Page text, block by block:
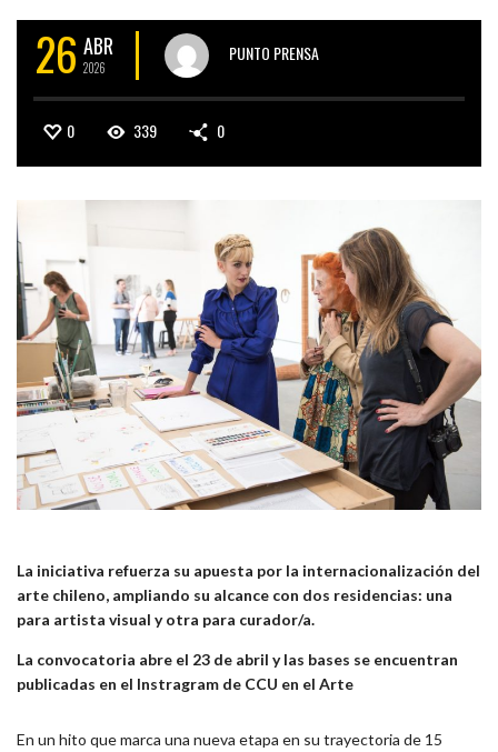
26 ABR
2026
PUNTO PRENSA
0 339 0
La iniciativa refuerza su apuesta por la internacionalización del
arte chileno, ampliando su alcance con dos residencias: una
para artista visual y otra para curador/a.
La convocatoria abre el 23 de abril y las bases se encuentran
publicadas en el Instragram de CCU en el Arte
En un hito que marca una nueva etapa en su trayectoria de 15